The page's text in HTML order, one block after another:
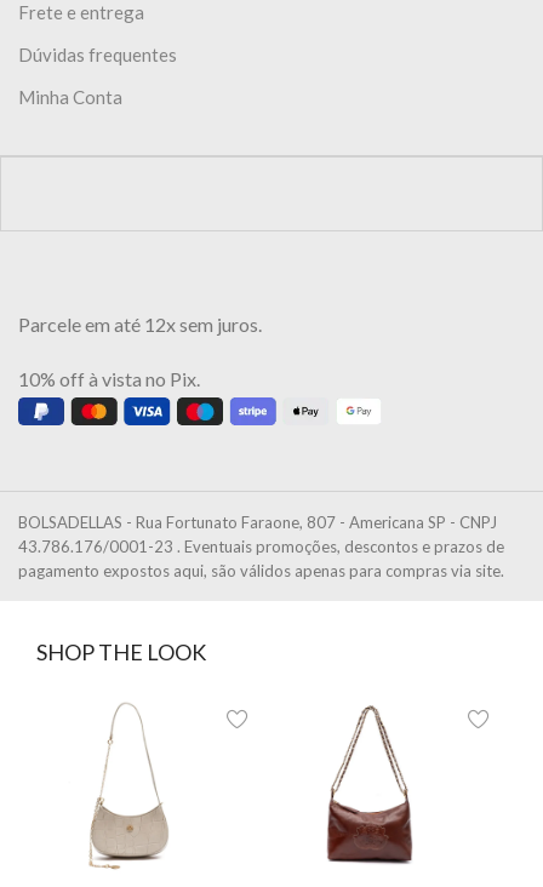
Frete e entrega
Dúvidas frequentes
Minha Conta
Parcele em até 12x sem juros.
10% off à vista no Pix.
BOLSADELLAS - Rua Fortunato Faraone, 807 - Americana SP - CNPJ
43.786.176/0001-23 . Eventuais promoções, descontos e prazos de
pagamento expostos aqui, são válidos apenas para compras via site.
SHOP THE LOOK